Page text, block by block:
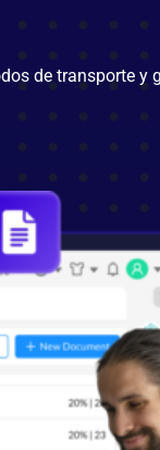
de transporte y